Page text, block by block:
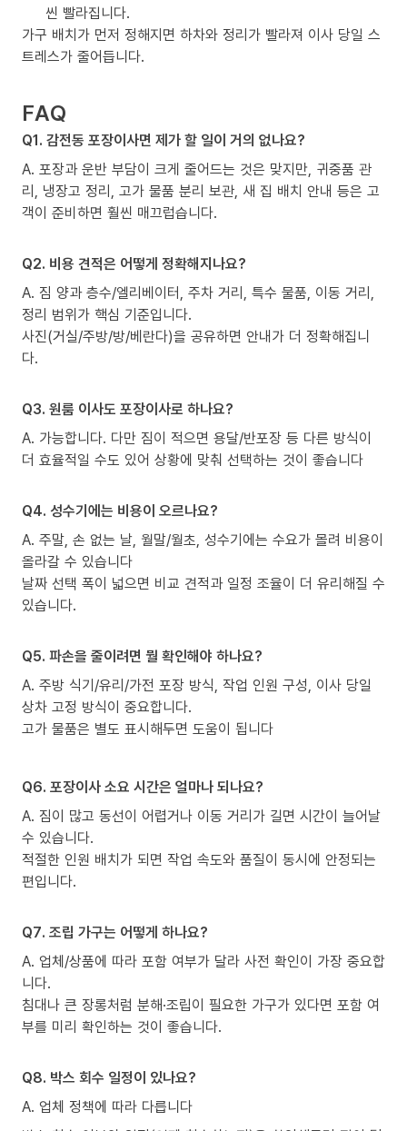
씬 빨라집니다.
가구 배치가 먼저 정해지면 하차와 정리가 빨라져 이사 당일 스
트레스가 줄어듭니다.
FAQ
Q1. 감전동 포장이사면 제가 할 일이 거의 없나요?
A. 포장과 운반 부담이 크게 줄어드는 것은 맞지만, 귀중품 관
리, 냉장고 정리, 고가 물품 분리 보관, 새 집 배치 안내 등은 고
객이 준비하면 훨씬 매끄럽습니다.
Q2. 비용 견적은 어떻게 정확해지나요?
A. 짐 양과 층수/엘리베이터, 주차 거리, 특수 물품, 이동 거리,
정리 범위가 핵심 기준입니다.
사진(거실/주방/방/베란다)을 공유하면 안내가 더 정확해집니
다.
Q3. 원룸 이사도 포장이사로 하나요?
A. 가능합니다. 다만 짐이 적으면 용달/반포장 등 다른 방식이
더 효율적일 수도 있어 상황에 맞춰 선택하는 것이 좋습니다
Q4. 성수기에는 비용이 오르나요?
A. 주말, 손 없는 날, 월말/월초, 성수기에는 수요가 몰려 비용이
올라갈 수 있습니다
날짜 선택 폭이 넓으면 비교 견적과 일정 조율이 더 유리해질 수
있습니다.
Q5. 파손을 줄이려면 뭘 확인해야 하나요?
A. 주방 식기/유리/가전 포장 방식, 작업 인원 구성, 이사 당일
상차 고정 방식이 중요합니다.
고가 물품은 별도 표시해두면 도움이 됩니다
Q6. 포장이사 소요 시간은 얼마나 되나요?
A. 짐이 많고 동선이 어렵거나 이동 거리가 길면 시간이 늘어날
수 있습니다.
적절한 인원 배치가 되면 작업 속도와 품질이 동시에 안정되는
편입니다.
Q7. 조립 가구는 어떻게 하나요?
A. 업체/상품에 따라 포함 여부가 달라 사전 확인이 가장 중요합
니다.
침대나 큰 장롱처럼 분해·조립이 필요한 가구가 있다면 포함 여
부를 미리 확인하는 것이 좋습니다.
Q8. 박스 회수 일정이 있나요?
A. 업체 정책에 따라 다릅니다